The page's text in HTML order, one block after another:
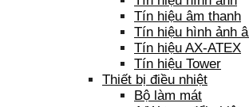
Tín hiệu âm thanh
Tín hiệu hình ảnh
Tín hiệu AX-ATEX
Tín hiệu Tower
Thiết bị điều nhiệt
Bộ làm mát